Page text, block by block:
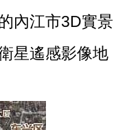
內江市3D實景
星遙感影像地